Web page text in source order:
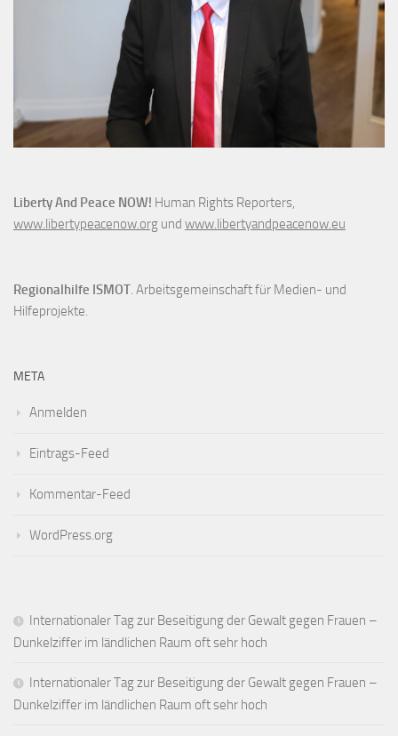
Liberty And Peace NOW! Human Rights Reporters,
www.libertypeacenow.org und www.libertyandpeacenow.eu
Regionalhilfe ISMOT. Arbeitsgemeinschaft für Medien- und
Hilfeprojekte.
META
Anmelden
Eintrags-Feed
Kommentar-Feed
WordPress.org
Internationaler Tag zur Beseitigung der Gewalt gegen Frauen –
Dunkelziffer im ländlichen Raum oft sehr hoch
Internationaler Tag zur Beseitigung der Gewalt gegen Frauen –
Dunkelziffer im ländlichen Raum oft sehr hoch